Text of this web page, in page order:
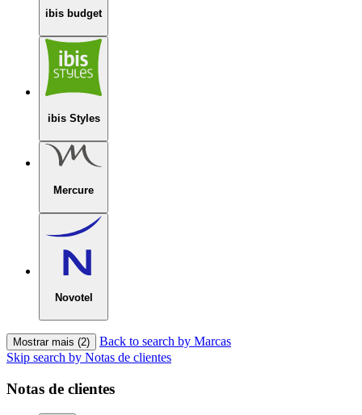
ibis budget
ibis Styles
Mercure
Novotel
Mostrar mais (2)
Back to search by Marcas
Skip search by Notas de clientes
Notas de clientes